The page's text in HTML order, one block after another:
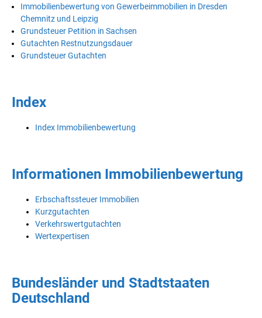
Immobilienbewertung von Gewerbeimmobilien in Dresden
Chemnitz und Leipzig
Grundsteuer Petition in Sachsen
Gutachten Restnutzungsdauer
Grundsteuer Gutachten
Index
Index Immobilienbewertung
Informationen Immobilienbewertung
Erbschaftssteuer Immobilien
Kurzgutachten
Verkehrswertgutachten
Wertexpertisen
Bundesländer und Stadtstaaten
Deutschland